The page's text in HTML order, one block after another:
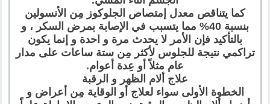
كما يتناقص معدل إمتصاص الجلوكوز مِن الأنسولين
بنسبة 40% مما يتسبب في الإصابة بمرض السكر ، و
بالتأكيد فإن الأمر لا يحدث مرة و احدة و إنما يكون
تراكمي نتيجة للجلوس لأكثر مِن ستة ساعات على مدار
عام مثلاً أو عِدة أعوام.
علاج ألام الظهر و الرقبة
الخطوة الأولى سواء لعلاج أو الوقاية مِن أعراض و